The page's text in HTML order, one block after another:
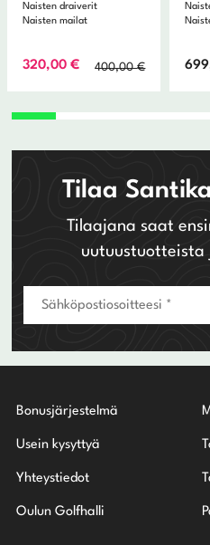
Naisten draiverit
Naisten mailat
400,00€
320,00€
Nykyinen
Tilaa
Tilaajana saat
Bonusjärjestelmä
Usein kysyttyä
Yhteystiedot
Oulun Golfhalli